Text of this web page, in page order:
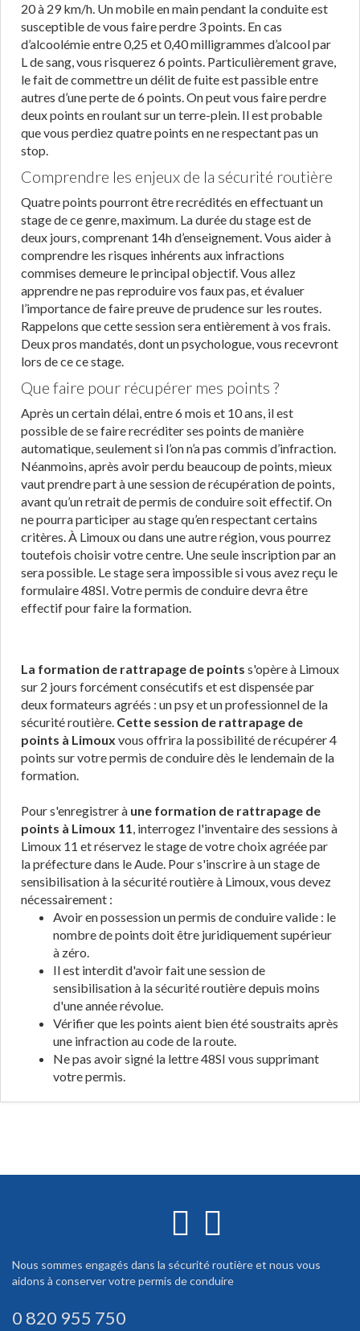
20 à 29 km/h. Un mobile en main pendant la conduite est
susceptible de vous faire perdre 3 points. En cas
d’alcoolémie entre 0,25 et 0,40 milligrammes d’alcool par
L de sang, vous risquerez 6 points. Particulièrement grave,
le fait de commettre un délit de fuite est passible entre
autres d’une perte de 6 points. On peut vous faire perdre
deux points en roulant sur un terre-plein. Il est probable
que vous perdiez quatre points en ne respectant pas un
stop.
Comprendre les enjeux de la sécurité routière
Quatre points pourront être recrédités en effectuant un
stage de ce genre, maximum. La durée du stage est de
deux jours, comprenant 14h d’enseignement. Vous aider à
comprendre les risques inhérents aux infractions
commises demeure le principal objectif. Vous allez
apprendre ne pas reproduire vos faux pas, et évaluer
l’importance de faire preuve de prudence sur les routes.
Rappelons que cette session sera entièrement à vos frais.
Deux pros mandatés, dont un psychologue, vous recevront
lors de ce ce stage.
Que faire pour récupérer mes points ?
Après un certain délai, entre 6 mois et 10 ans, il est
possible de se faire recréditer ses points de manière
automatique, seulement si l’on n’a pas commis d’infraction.
Néanmoins, après avoir perdu beaucoup de points, mieux
vaut prendre part à une session de récupération de points,
avant qu’un retrait de permis de conduire soit effectif. On
ne pourra participer au stage qu’en respectant certains
critères. À Limoux ou dans une autre région, vous pourrez
toutefois choisir votre centre. Une seule inscription par an
sera possible. Le stage sera impossible si vous avez reçu le
formulaire 48SI. Votre permis de conduire devra être
effectif pour faire la formation.
La formation de rattrapage de points s'opère à Limoux
sur 2 jours forcément consécutifs et est dispensée par
deux formateurs agréés : un psy et un professionnel de la
sécurité routière. Cette session de rattrapage de
points à Limoux vous offrira la possibilité de récupérer 4
points sur votre permis de conduire dès le lendemain de la
formation.
Pour s'enregistrer à une formation de rattrapage de
points à Limoux 11, interrogez l'inventaire des sessions à
Limoux 11 et réservez le stage de votre choix agréée par
la préfecture dans le Aude. Pour s'inscrire à un stage de
sensibilisation à la sécurité routière à Limoux, vous devez
nécessairement :
Avoir en possession un permis de conduire valide : le
nombre de points doit être juridiquement supérieur
à zéro.
Il est interdit d'avoir fait une session de
sensibilisation à la sécurité routière depuis moins
d'une année révolue.
Vérifier que les points aient bien été soustraits après
une infraction au code de la route.
Ne pas avoir signé la lettre 48SI vous supprimant
votre permis.
Nous sommes engagés dans la sécurité routière et nous vous
aidons à conserver votre permis de conduire
0 820 955 750